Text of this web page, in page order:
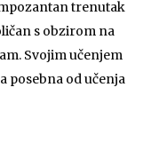
trenutak
s obzirom na
Svojim učenjem
posebna od učenja